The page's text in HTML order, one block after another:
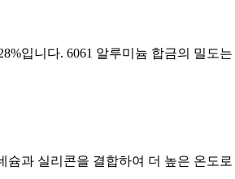
입니다. 6061 알루미늄 합금의 밀도는
과 실리콘을 결합하여 더 높은 온도